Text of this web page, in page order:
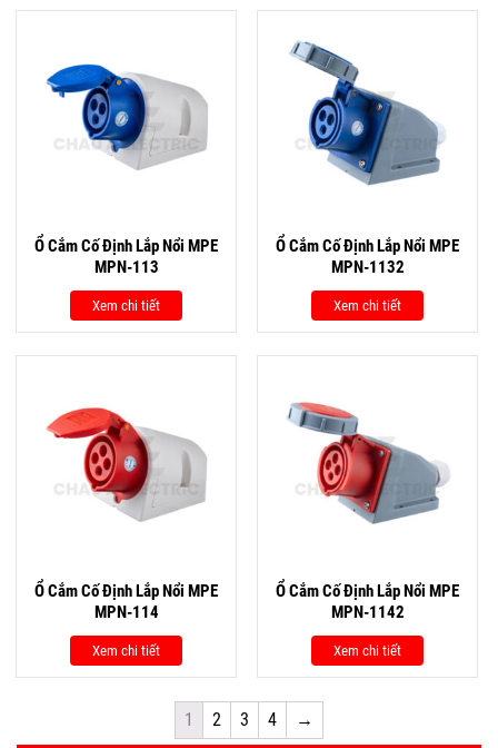
Ổ Cắm Cố Định Lắp Nổi MPE
MPN-113
Xem chi tiết
Ổ Cắm Cố Định Lắp Nổi MPE
MPN-1132
Xem chi tiết
Ổ Cắm Cố Định Lắp Nổi MPE
MPN-114
Xem chi tiết
Ổ Cắm Cố Định Lắp Nổi MPE
MPN-1142
Xem chi tiết
1 2 3 4 →